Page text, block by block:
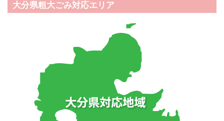
大分県粗大ごみ対応エリア